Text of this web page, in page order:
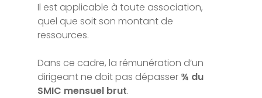
Il est applicable à toute association,
quel que soit son montant de
ressources.
Dans ce cadre, la rémunération d’un
dirigeant ne doit pas dépasser ¾ du
SMIC mensuel brut.